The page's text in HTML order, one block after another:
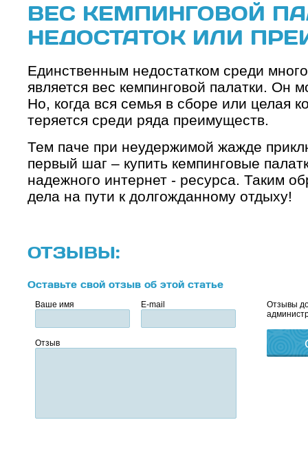
ВЕС КЕМПИНГОВОЙ
НЕДОСТАТОК ИЛИ
Единственным недостатком среди
является вес кемпинговой палатки. Он
Но, когда вся семья в сборе или целая
теряется среди ряда преимуществ.
Тем паче при неудержимой жажде
первый шаг – купить кемпинговые
надежного интернет - ресурса. Таким
дела на пути к долгожданному отдыху!
ОТЗЫВЫ:
Оставьте свой отзыв об этой статье
Ваше имя E-mail
Отзыв
Отзывы